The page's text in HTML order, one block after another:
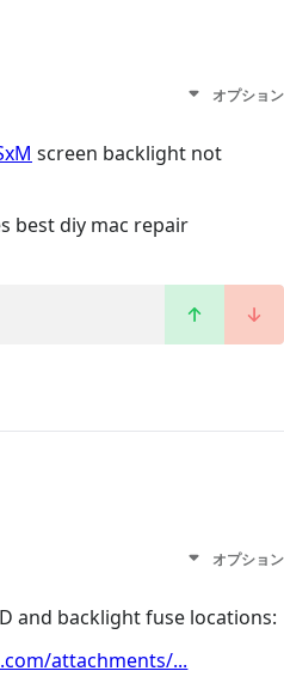
オプション
screen backlight not
best diy mac repair
オプション
and backlight fuse locations:
attachments/...